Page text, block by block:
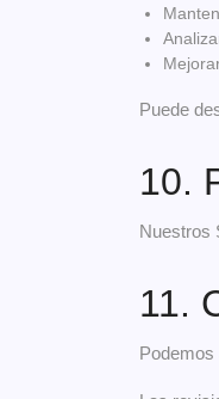
Puede
10.
Nuestros
11.
Podemos